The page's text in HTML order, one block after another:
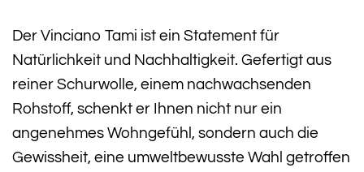
Der Vinciano Tami ist ein Statement für
Natürlichkeit und Nachhaltigkeit. Gefertigt aus
reiner Schurwolle, einem nachwachsenden
Rohstoff, schenkt er Ihnen nicht nur ein
angenehmes Wohngefühl, sondern auch die
Gewissheit, eine umweltbewusste Wahl getroffen